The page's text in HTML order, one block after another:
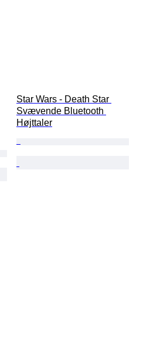
Star Wars - Death Star
Svævende Bluetooth
Højttaler